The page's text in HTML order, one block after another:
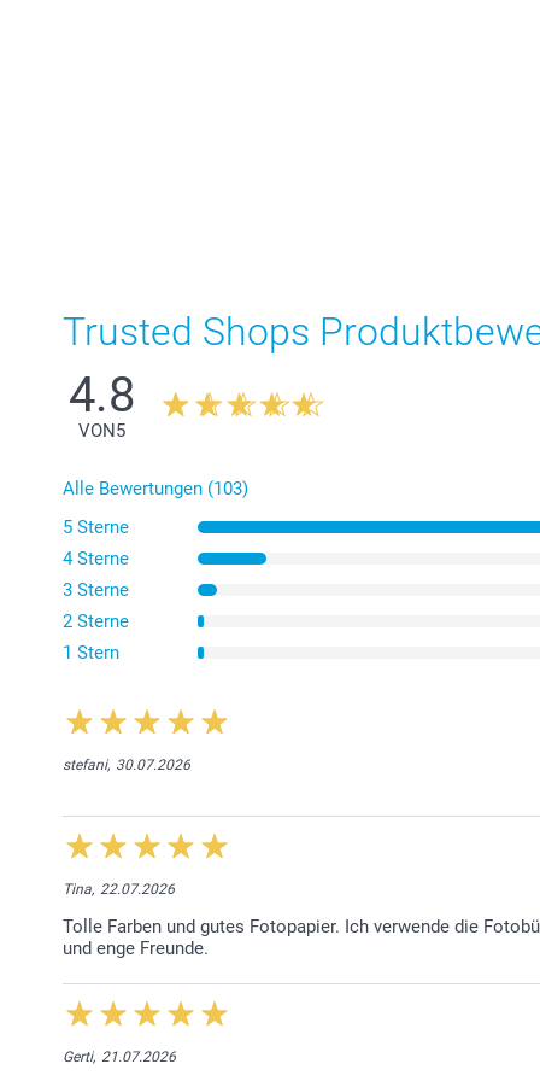
Trusted Shops
4.8
VON5
Alle Bewertungen (103)
5 Sterne
4 Sterne
3 Sterne
2 Sterne
1 Stern
stefani, 30.07.2026
Tina, 22.07.2026
Tolle Farben und gutes Fotopapier. Ich verwende die
und enge Freunde.
Gerti, 21.07.2026